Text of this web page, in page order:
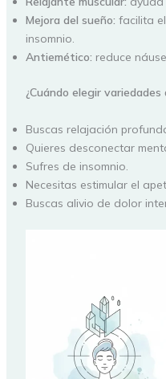
Mejora del sueño: facilita
insomnio.
Antiemético: reduce
¿Cuándo elegir
Buscas relajación
Quieres desconectar
Sufres de insomnio.
Necesitas estimular el
Buscas alivio de dolor